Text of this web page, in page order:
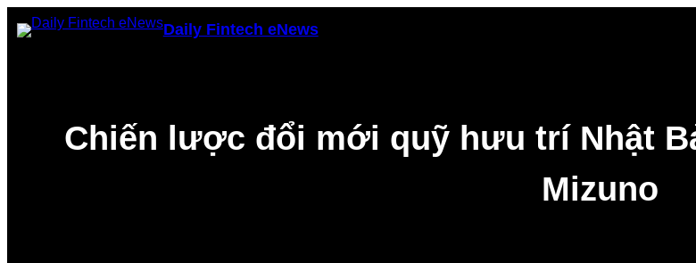
Skip
to
Daily Fintech eNews
Chiến lược đổi mới quỹ hưu trí Nhật
Mizuno